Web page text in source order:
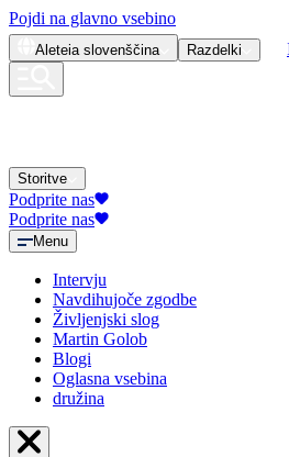
Pojdi na glavno vsebino
Aleteia slovenščina Razdelki
Storitve
Podprite nas
Podprite nas
Menu
Intervju
Navdihujoče zgodbe
Življenjski slog
Martin Golob
Blogi
Oglasna vsebina
družina